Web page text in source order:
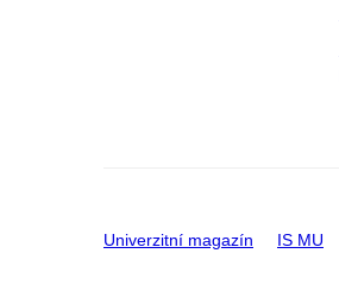
Univerzitní magazín IS MU